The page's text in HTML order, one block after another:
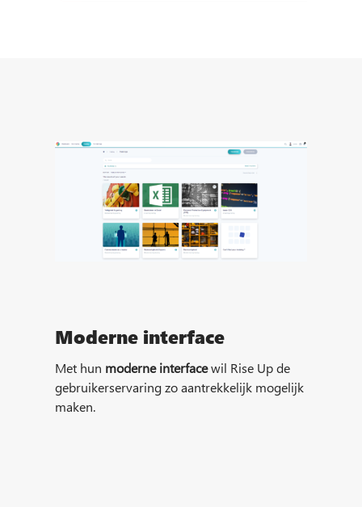
Moderne interface
Met hun moderne interfacewil Rise Up de
gebruikerservaring zo aantrekkelijk mogelijk
maken.